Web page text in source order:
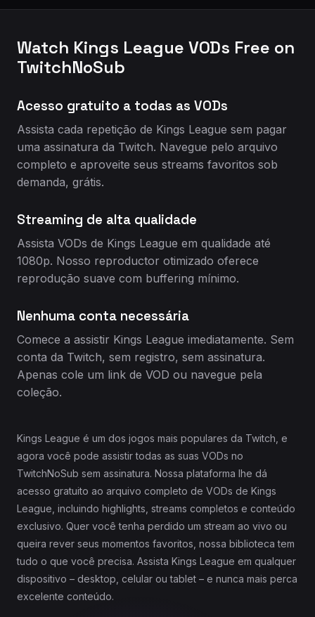
Watch Kings League VODs Free on
TwitchNoSub
Acesso gratuito a todas as VODs
Assista cada repetição de Kings League sem pagar
uma assinatura da Twitch. Navegue pelo arquivo
completo e aproveite seus streams favoritos sob
demanda, grátis.
Streaming de alta qualidade
Assista VODs de Kings League em qualidade até
1080p. Nosso reproductor otimizado oferece
reprodução suave com buffering mínimo.
Nenhuma conta necessária
Comece a assistir Kings League imediatamente. Sem
conta da Twitch, sem registro, sem assinatura.
Apenas cole um link de VOD ou navegue pela
coleção.
Kings League é um dos jogos mais populares da Twitch, e
agora você pode assistir todas as suas VODs no
TwitchNoSub sem assinatura. Nossa plataforma lhe dá
acesso gratuito ao arquivo completo de VODs de Kings
League, incluindo highlights, streams completos e conteúdo
exclusivo. Quer você tenha perdido um stream ao vivo ou
queira rever seus momentos favoritos, nossa biblioteca tem
tudo o que você precisa. Assista Kings League em qualquer
dispositivo – desktop, celular ou tablet – e nunca mais perca
excelente conteúdo.